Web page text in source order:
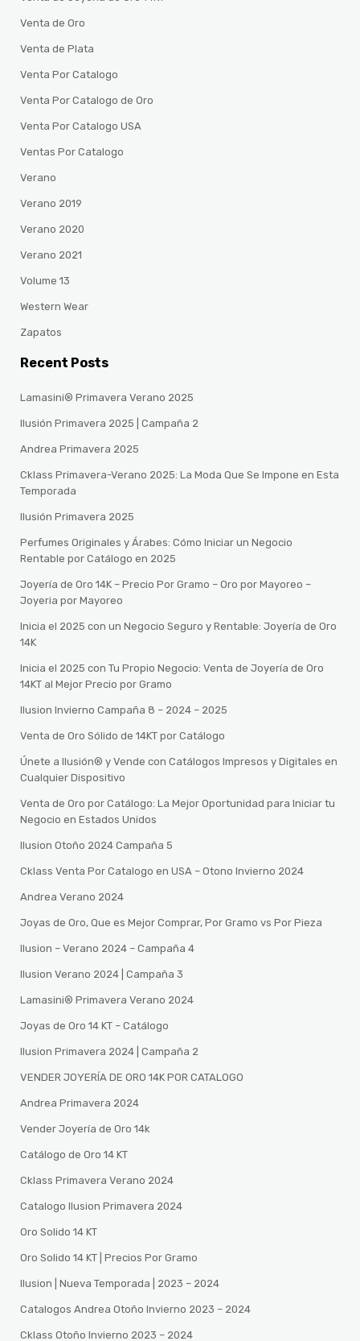
Venta de Oro
Venta de Plata
Venta Por Catalogo
Venta Por Catalogo de Oro
Venta Por Catalogo USA
Ventas Por Catalogo
Verano
Verano 2019
Verano 2020
Verano 2021
Volume 13
Western Wear
Zapatos
Recent Posts
Lamasini® Primavera Verano 2025
Ilusión Primavera 2025 | Campaña 2
Andrea Primavera 2025
Cklass Primavera-Verano 2025: La Moda Que Se Impone en Esta
Temporada
Ilusión Primavera 2025
Perfumes Originales y Árabes: Cómo Iniciar un Negocio
Rentable por Catálogo en 2025
Joyería de Oro 14K – Precio Por Gramo – Oro por Mayoreo –
Joyeria por Mayoreo
Inicia el 2025 con un Negocio Seguro y Rentable: Joyería de Oro
14K
Inicia el 2025 con Tu Propio Negocio: Venta de Joyería de Oro
14KT al Mejor Precio por Gramo
Ilusion Invierno Campaña 8 – 2024 – 2025
Venta de Oro Sólido de 14KT por Catálogo
Únete a Ilusión® y Vende con Catálogos Impresos y Digitales en
Cualquier Dispositivo
Venta de Oro por Catálogo: La Mejor Oportunidad para Iniciar tu
Negocio en Estados Unidos
Ilusion Otoño 2024 Campaña 5
Cklass Venta Por Catalogo en USA – Otono Invierno 2024
Andrea Verano 2024
Joyas de Oro, Que es Mejor Comprar, Por Gramo vs Por Pieza
Ilusion – Verano 2024 – Campaña 4
Ilusion Verano 2024 | Campaña 3
Lamasini®️ Primavera Verano 2024
Joyas de Oro 14 KT – Catálogo
Ilusion Primavera 2024 | Campaña 2
VENDER JOYERÍA DE ORO 14K POR CATALOGO
Andrea Primavera 2024
Vender Joyería de Oro 14k
Catálogo de Oro 14 KT
Cklass Primavera Verano 2024
Catalogo Ilusion Primavera 2024
Oro Solido 14 KT
Oro Solido 14 KT | Precios Por Gramo
Ilusion | Nueva Temporada | 2023 – 2024
Catalogos Andrea Otoño Invierno 2023 – 2024
Cklass Otoño Invierno 2023 – 2024